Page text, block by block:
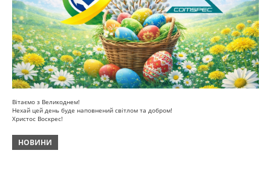
Вітаємо з Великоднем!
Нехай цей день буде наповнений світлом та добром!
Христос Воскрес!
НОВИНИ